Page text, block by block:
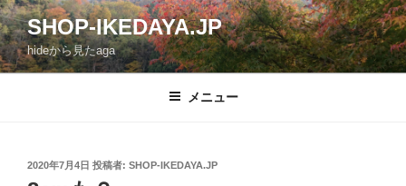
コ
ン
テ
ン
SHOP-IKEDAYA.JP
hideから見たaga
メニュー
投
稿
2020年7月4日 投稿者: SHOP-IKEDAYA.JP